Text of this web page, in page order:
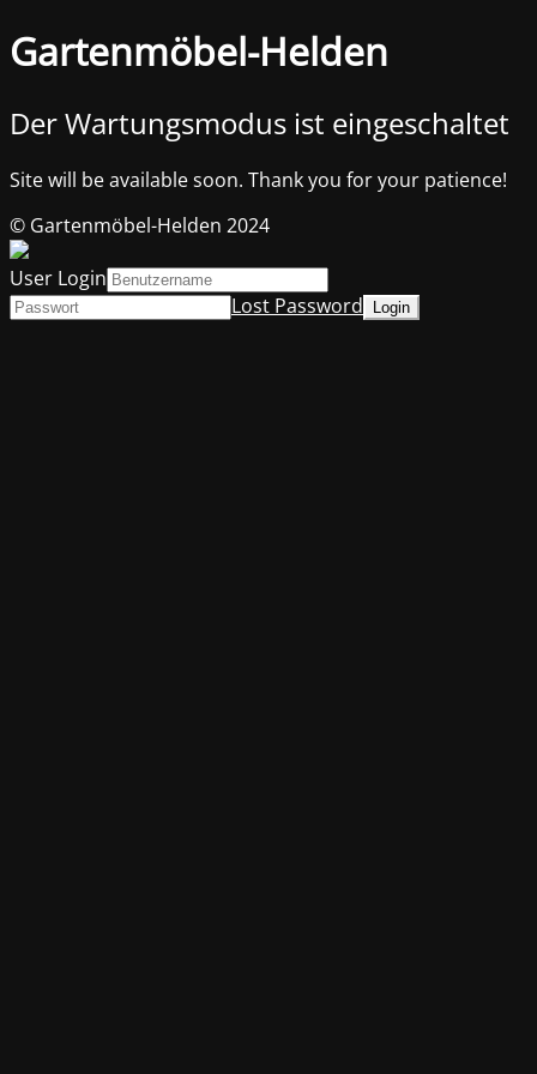
Gartenmöbel-Helden
Der Wartungsmodus ist eingeschaltet
Site will be available soon. Thank you for your patience!
© Gartenmöbel-Helden 2024
User Login
Lost Password